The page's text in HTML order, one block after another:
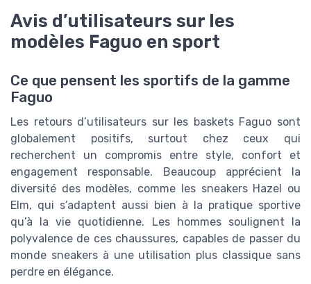
Avis d’utilisateurs sur les
modèles Faguo en sport
Ce que pensent les sportifs de la gamme
Faguo
Les retours d’utilisateurs sur les baskets Faguo sont
globalement positifs, surtout chez ceux qui
recherchent un compromis entre style, confort et
engagement responsable. Beaucoup apprécient la
diversité des modèles, comme les sneakers Hazel ou
Elm, qui s’adaptent aussi bien à la pratique sportive
qu’à la vie quotidienne. Les hommes soulignent la
polyvalence de ces chaussures, capables de passer du
monde sneakers à une utilisation plus classique sans
perdre en élégance.